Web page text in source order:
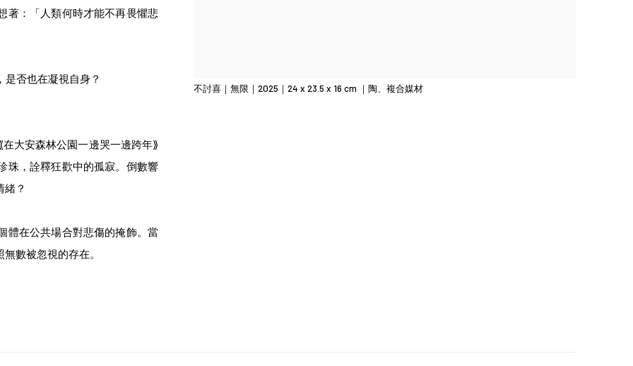
不討喜｜無限｜2025｜24 x 23.5 x 16 cm ｜陶、複合媒材
著：「人類何時才能不再畏懼悲
否也在凝視自身？
在大安森林公園一邊哭一邊跨年⟫
珠，詮釋狂歡中的孤寂。倒數響
？
體在公共場合對悲傷的掩飾。當
數被忽視的存在。